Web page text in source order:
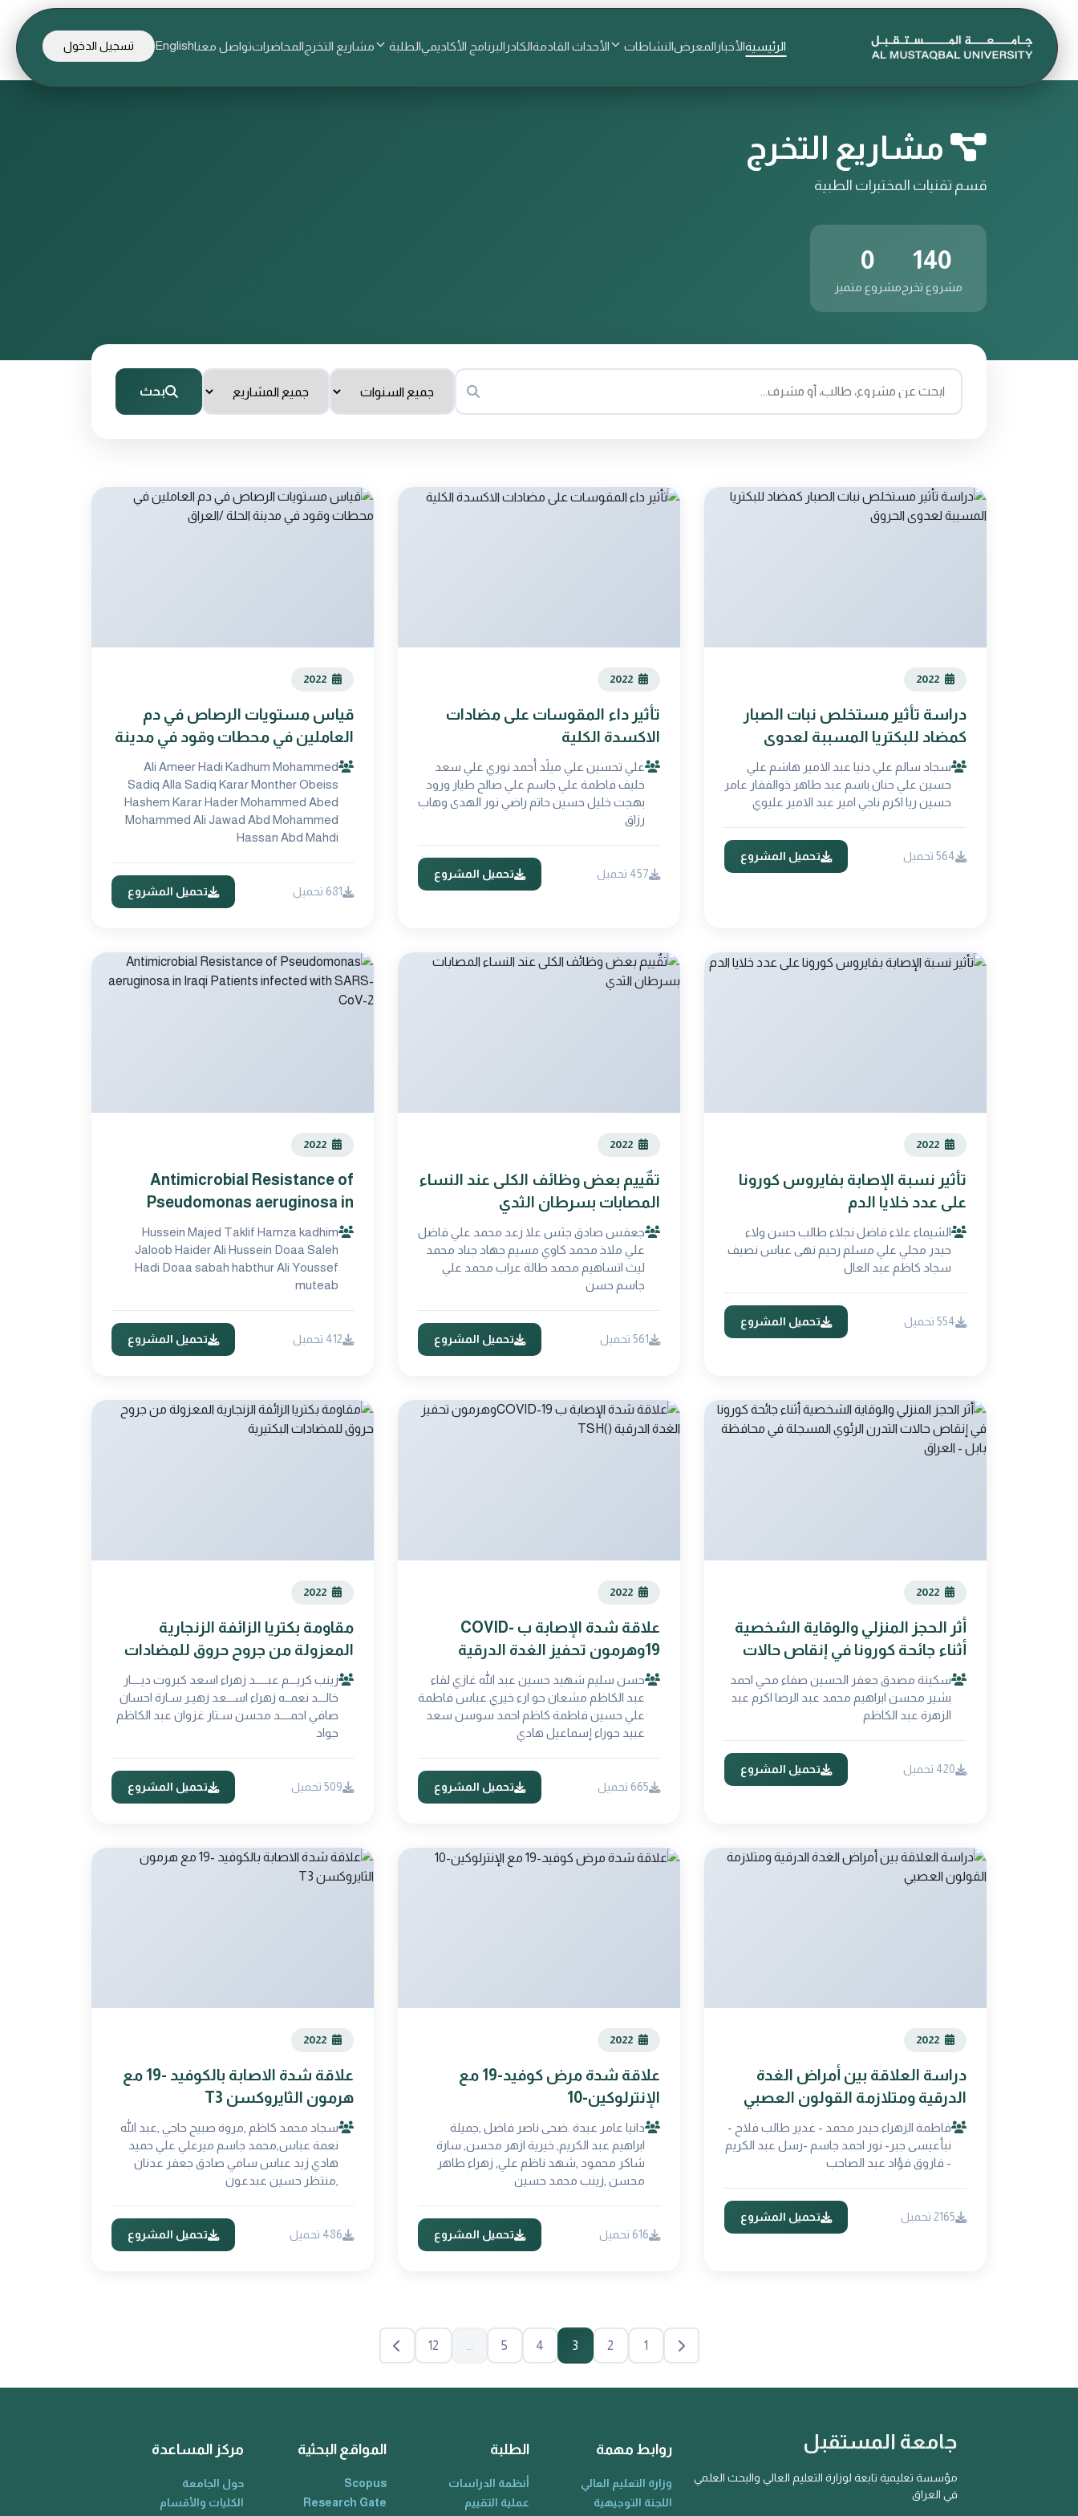
الرئيسيةالأخبار المعرضالنشاطات الأحداث القادمةالكادر البرنامج الأكاديميالطلبة مشاريع التخرجالمحاضراتتواصل معناEnglish تسجيل الدخول
مشاريع التخرج
قسم تقنيات المختبرات الطبية
140
مشروع تخرج
0
مشروع متميز
بحث
دراسة تأثير مستخلص نبات الصبار
كمضاد للبكتريا المسببة لعدوى
الحروق
سجاد سالم علي دنيا عبد الامير هاشم علي
حسين علي حنان باسم عبد طاهر ذوالفقار عامر
حسين ريا اكرم ناجي امير عبد الامير عليوي
تحميل المشروع 564 تحميل
تأثير داء المقوسات على مضادات
الاكسدة الكلية
علي تحسين علي ميلًد أحمد نوري علي سعد
خليف فاطمة علي جاسم علي صالح طيار ورود
بهجت خليل حسين حاتم راضي نور الهدى وهاب
رزاق
تحميل المشروع 457 تحميل
قياس مستويات الرصاص في دم
العاملين في محطات وقود في مدينة
الحلة /العراق
Ali Ameer Hadi Kadhum Mohammed
Sadiq Alla Sadiq Karar Monther Obeiss
Hashem Karar Hader Mohammed Abed
Mohammed Ali Jawad Abd Mohammed
Hassan Abd Mahdi
تحميل المشروع 681 تحميل
تأثير نسبة الإصابة بفايروس كورونا
على عدد خلايا الدم
الشيماء علاء فاضل نجلاء طالب حسن ولاء
حيدر مجلي علي مسلم رحيم نهى عباس نصيف
سجاد كاظم عبد العال
تحميل المشروع 554 تحميل
تقٌٌييم بعض وظائف الكلى عند النساء
المصابات بسرطان الثدي
جعفس صادق جثس علا زعد محمد علي فاضل
علي ملاذ محمد كاوي مسيم جهاد جىاد محمد
ليث اتساهيم محمد طالة عراب محمد علي
جاسم حسن
تحميل المشروع 561 تحميل
Antimicrobial Resistance of
Pseudomonas aeruginosa in
Iraqi Patients infected with
SARS-CoV-2
Hussein Majed Taklif Hamza kadhim
Jaloob Haider Ali Hussein Doaa Saleh
Hadi Doaa sabah habthur Ali Youssef
muteab
تحميل المشروع 412 تحميل
أثر الحجز المنزلي والوقاية الشخصية
أثناء جائحة كورونا في إنقاص حالات
التدرن الرئوي المسجلة في محافظة
بابل - العراق
سكينة مصدق جعفر الحسين صفاء محي احمد
بشير محسن ابراهيم محمد عبد الرضا اكرم عبد
الزهرة عبد الكاظم
تحميل المشروع 420 تحميل
علاقة شدة الإصابة ب COVID-
19وهرمون تحفيز الغدة الدرقية
()TSH حسن سليم شهيد حسين عبد الله غازي لقاء
عبد الكاظم مشعان حو ارء خيري عباس فاطمة
علي حسين فاطمة كاظم احمد سوسن سعد
عبيد حوراء إسماعيل هادي
تحميل المشروع 665 تحميل
مقاومة بكتريا الزائفة الزنجارية
المعزولة من جروح حروق للمضادات
البكتيرية
زينب كريـــم عبـــــد زهراء اسعد كبروت ديــــار
خالـــد نعمــه زهراء اســـعد زهيـر سـارة احسان
صافي احمــــد محسن سـتار غزوان عبد الكاظم
جواد
تحميل المشروع 509 تحميل
دراسة العلاقة بين أمراض الغدة
الدرقية ومتلازمة القولون العصبي
فاطمة الزهراء حيدر محمد - غدير طالب فلاح -
نبأعيسى جبر- نور احمد جاسم -رسل عبد الكريم
- فاروق فؤاد عبد الصاحب
تحميل المشروع 2165 تحميل
علاقة شدة مرض كوفيد-19 مع
الإنترلوكين-10
دانيا عامر عبدة .ضحى ناصر فاضل ,جميلة
ابراهيم عبد الكريم, خيرية ازهر محسن, سارة
شاكر محمود ,شهد ناظم علي, زهراء طاهر
محسن ,زينب محمد حسين
تحميل المشروع 616 تحميل
علاقة شدة الاصابة بالكوفيد -19 مع
هرمون الثايروكسن T3
سجاد محمد كاظم ,مروة صبيح حاجي ,عبد الله
نعمة عباس,محمد جاسم ميرعلي علي حميد
هادي زيد عباس سامي صادق جعفر عدنان
,منتظر حسين عبدعون
تحميل المشروع 486 تحميل
12 5 4 3 2 1
جامعة المستقبل
مؤسسة تعليمية تابعة لوزارة التعليم العالي والبحث العلمي
في العراق
روابط مهمة
وزارة التعليم العالي
اللجنة التوجيهية
الطلبة
أنظمة الدراسات
عملية التقييم
المواقع البحثية
Scopus
Research Gate
مركز المساعدة
حول الجامعة
الكليات والأقسام